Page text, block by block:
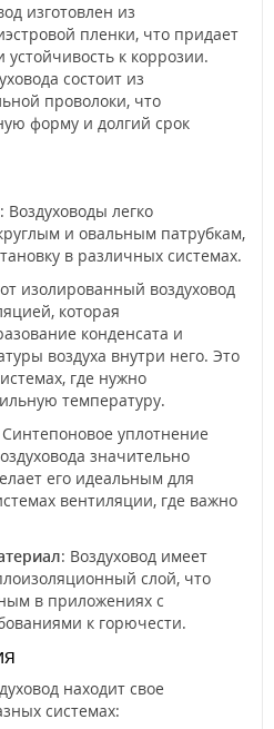
изготовлен из
пленки, что придает
к коррозии.
состоит из
проволоки, что
форму и долгий срок
: Воздуховоды легко
и овальным патрубкам,
в различных системах.
изолированный воздуховод
которая
конденсата и
воздуха внутри него. Это
где нужно
температуру.
Синтепоновое уплотнение
значительно
его идеальным для
вентиляции, где важно
: Воздуховод имеет
слой, что
в приложениях с
к горючести.
находит свое
системах: